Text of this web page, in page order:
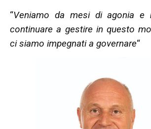
“Veniamo da mesi di agonia e
continuare a gestire in questo
ci siamo impegnati a governare“